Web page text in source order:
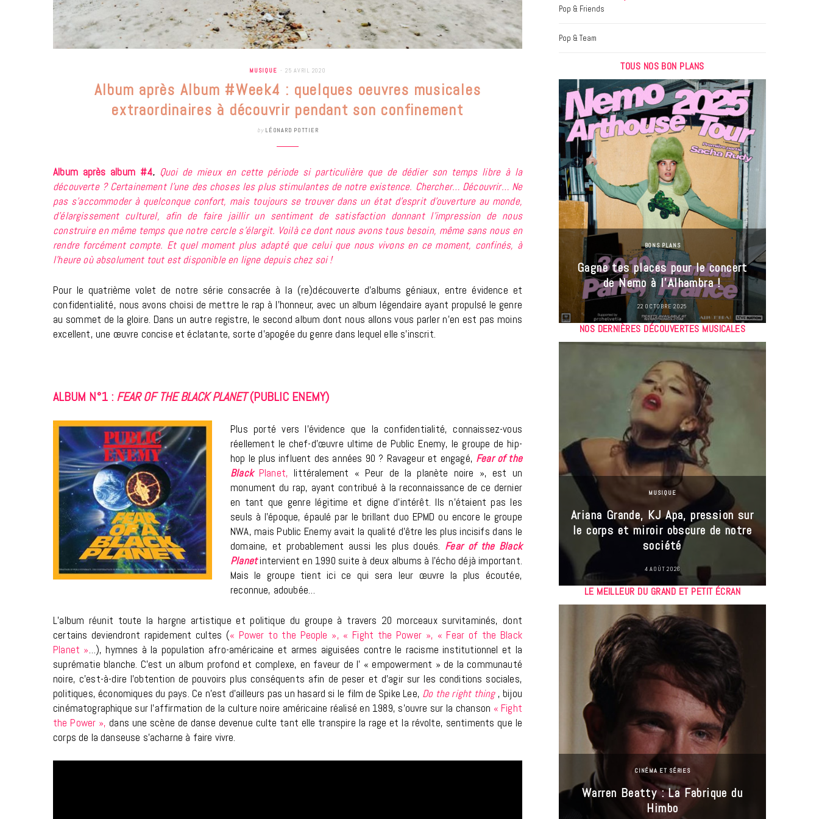
MUSIQUE 25 AVRIL 2020
Album après Album #Week4 : quelques oeuvres musicales
extraordinaires à découvrir pendant son confinement
by LÉONARD POTTIER
Album après album #4. Quoi de mieux en cette période si particulière que de dédier son temps libre à la
découverte ? Certainement l’une des choses les plus stimulantes de notre existence. Chercher… Découvrir… Ne
pas s’accommoder à quelconque confort, mais toujours se trouver dans un état d’esprit d’ouverture au monde,
d’élargissement culturel, afin de faire jaillir un sentiment de satisfaction donnant l’impression de nous
construire en même temps que notre cercle s’élargit. Voilà ce dont nous avons tous besoin, même sans nous en
rendre forcément compte. Et quel moment plus adapté que celui que nous vivons en ce moment, confinés, à
l’heure où absolument tout est disponible en ligne depuis chez soi !
Pour le quatrième volet de notre série consacrée à la (re)découverte d’albums géniaux, entre évidence et
confidentialité, nous avons choisi de mettre le rap à l’honneur, avec un album légendaire ayant propulsé le genre
au sommet de la gloire. Dans un autre registre, le second album dont nous allons vous parler n’en est pas moins
excellent, une œuvre concise et éclatante, sorte d’apogée du genre dans lequel elle s’inscrit.
ALBUM N°1 : FEAR OF THE BLACK PLANET(PUBLIC ENEMY)
Plus porté vers l’évidence que la confidentialité, connaissez-vous
réellement le chef-d’œuvre ultime de Public Enemy, le groupe de hip-
hop le plus influent des années 90 ? Ravageur et engagé, Fear of the
Black Planet,littéralement « Peur de la planète noire »,est un
monument du rap, ayant contribué à la reconnaissance de ce dernier
en tant que genre légitime et digne d’intérêt. Ils n’étaient pas les
seuls à l’époque, épaulé par le brillant duo EPMD ou encore le groupe
NWA, mais Public Enemy avait la qualité d’être les plus incisifs dans le
domaine, et probablement aussi les plus doués. Fear of the Black
Planetintervient en 1990 suite à deux albums à l’écho déjà important.
Mais le groupe tient ici ce qui sera leur œuvre la plus écoutée,
reconnue, adoubée…
L’album réunit toute la hargne artistique et politique du groupe à travers 20 morceaux survitaminés, dont
certains deviendront rapidement cultes (« Power to the People », « Fight the Power », « Fear of the Black
Planet »…), hymnes à la population afro-américaine et armes aiguisées contre le racisme institutionnel et la
suprématie blanche. C’est un album profond et complexe, en faveur de l’ « empowerment » de la communauté
noire, c’est-à-dire l’obtention de pouvoirs plus conséquents afin de peser et d’agir sur les conditions sociales,
politiques, économiques du pays. Ce n’est d’ailleurs pas un hasard si le film de Spike Lee, Do the right thing , bijou
cinématographique sur l’affirmation de la culture noire américaine réalisé en 1989, s’ouvre sur la chanson « Fight
the Power », dans une scène de danse devenue culte tant elle transpire la rage et la révolte, sentiments que le
corps de la danseuse s’acharne à faire vivre.
Pop & Friends
Pop & Team
TOUS NOS BON PLANS
BONS PLANS
Les Eclatantes : une soirée entre
à la Cité des Sciences
14 DÉCEMBRE 2022
BONS PLANS
Gagne tes places pour le concert
de Nemo à l’Alhambra !
22 OCTOBRE 2025
NOS DERNIÈRES DÉCOUVERTES MUSICALES
MUSIQUE
Cage The Elephant, l’ivoire du rock
dévoile « Beaches In Tennessee »
18 JUILLET 2026
MUSIQUE
Ariana Grande, KJ Apa, pression sur
le corps et miroir obscure de notre
société
4 AOÛT 2026
LE MEILLEUR DU GRAND ET PETIT ÉCRAN
CINÉMA ET SÉRIES
Warren Beatty : La Fabrique du
Himbo